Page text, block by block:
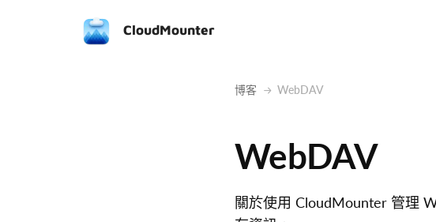
CloudMounter
博客 WebDAV
WebDAV
關於使用 CloudMounter 管理